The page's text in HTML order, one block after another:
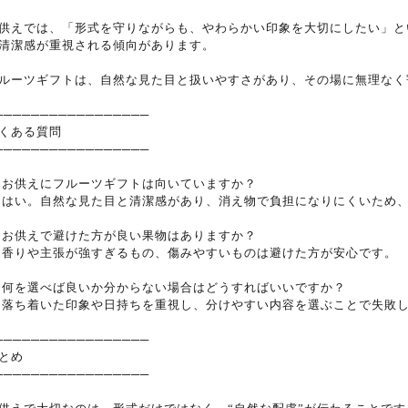
えでは、「形式を守りながらも、やわらかい印象を大切にしたい」
潔感が重視される傾向があります。
ーツギフトは、自然な見た目と扱いやすさがあり、その場に無理な
ある質問
供えにフルーツギフトは向いていますか？
い。自然な見た目と清潔感があり、消え物で負担になりにくいため
供えで避けた方が良い果物はありますか？
りや主張が強すぎるもの、傷みやすいものは避けた方が安心です。
を選べば良いか分からない場合はどうすればいいですか？
ち着いた印象や日持ちを重視し、分けやすい内容を選ぶことで失敗
め